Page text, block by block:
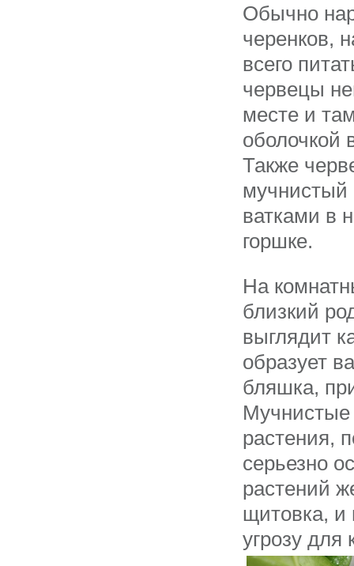
Обычно
черенков,
всего
червецы
месте и
оболочкой
Также
мучнистый
ватками в
горшке.
На
близкий
выглядит
образует
бляшка,
растения,
серьезно
растений
щитовка, и
угрозу для